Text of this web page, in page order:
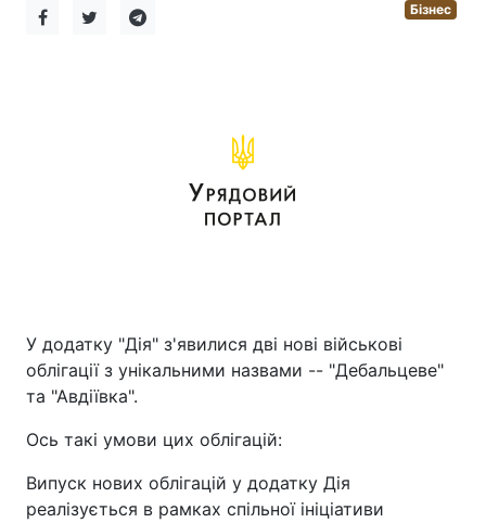
Бізнес
У додатку "Дія" з'явилися дві нові військові
облігації з унікальними назвами -- "Дебальцеве"
та "Авдіївка".
Ось такі умови цих облігацій:
Випуск нових облігацій у додатку Дія
реалізується в рамках спільної ініціативи